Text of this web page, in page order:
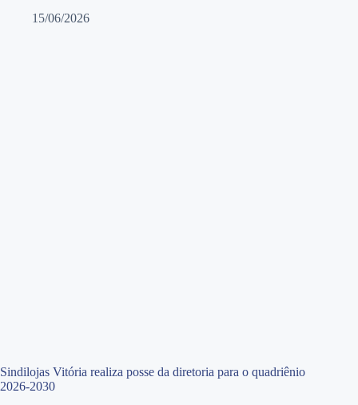
15/06/2026
Sindilojas Vitória realiza posse da diretoria para o quadriênio
2026-2030